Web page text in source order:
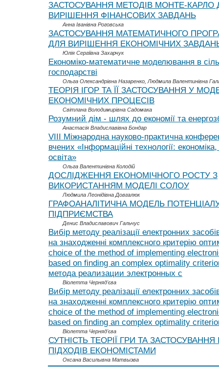
ЗАСТОСУВАННЯ МЕТОДІВ МОНТЕ-КАРЛО
ВИРІШЕННЯ ФІНАНСОВИХ ЗАВДАНЬ
Анна Іванівна Роговська
ЗАСТОСУВАННЯ МАТЕМАТИЧНОГО
ДЛЯ ВИРІШЕННЯ ЕКОНОМІЧНИХ
Юлія Сергіївна Захарчук
Економіко-математичне моделювання в
господарстві
Ольга Олександрівна Назаренко, Людмила Валентинівна
ТЕОРІЯ ІГОР ТА ЇЇ ЗАСТОСУВАННЯ У
ЕКОНОМІЧНИХ ПРОЦЕСІВ
Світлана Володимирівна Садомака
Розумний дім - шлях до економії та
Анастасія Владиславівна Бондар
VIII Міжнародна науково-практична
вчених «Інформаційні технології: економіка,
освіта»
Ольга Валентинівна Колодій
ДOCЛIДЖEННЯ EКOНOМIЧНOГO РOCТУ З
ВИКOРИCТAННЯМ МOДEЛI COЛOУ
Людмила Леонідівна Довгалюк
ГРАФОАНАЛІТИЧНА МОДЕЛЬ
ПІДПРИЄМСТВА
Денис Владиславович Гальчус
Вибір методу реалізації електронних
на знаходженні комплексного критерію
choice of the method of implementing
based on finding an complex optimality
метода реализации электронных с
Віолетта Черняд'єва
Вибір методу реалізації електронних
на знаходженні комплексного критерію
choice of the method of implementing
based on finding an complex optimality
Віолетта Черняд'єва
СУТНІСТЬ ТЕОРІЇ ГРИ ТА ЗАСТОСУВАННЯ
ПІДХОДІВ ЕКОНОМІСТАМИ
Оксана Василывна Матвыэва